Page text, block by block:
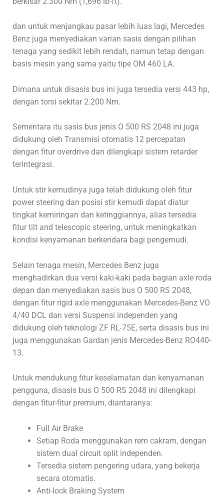
dan untuk menjangkau pasar lebih luas lagi, Mercedes
Benz juga menyediakan varian sasis dengan pilihan
tenaga yang sedikit lebih rendah, namun tetap dengan
basis mesin yang sama yaitu tipe OM 460 LA.
Dimana untuk disasis bus ini juga tersedia versi 443 hp,
dengan torsi sekitar 2.200 Nm.
Sementara itu sasis bus jenis O 500 RS 2048 ini juga
didukung oleh Transmisi otomatis 12 percepatan
dengan fitur overdrive dan dilengkapi sistem retarder
terintegrasi.
Untuk stir kemudinya juga telah didukung oleh fitur
power steering dan posisi stir kemudi dapat diatur
tingkat kemiringan dan ketinggiannya, alias tersedia
fitur tilt and telescopic steering, untuk meningkatkan
kondisi kenyamanan berkendara bagi pengemudi.
Selain tenaga mesin, Mercedes Benz juga
menghadirkan dua versi kaki-kaki pada bagian axle roda
depan dan menyediakan sasis bus O 500 RS 2048,
dengan fitur rigid axle menggunakan Mercedes-Benz VO
4/40 DCL dan versi Suspensi independen yang
didukung oleh teknologi ZF RL-75E, serta disasis bus ini
juga menggunakan Gardan jenis Mercedes-Benz RO440-
13.
Untuk mendukung fitur keselamatan dan kenyamanan
pengguna, disasis bus O 500 RS 2048 ini dilengkapi
dengan fitur-fitur premium, diantaranya:
Full Air Brake
Setiap Roda menggunakan rem cakram, dengan
sistem dual circuit split independen.
Tersedia sistem pengering udara, yang bekerja
secara otomatis.
Anti-lock Braking System